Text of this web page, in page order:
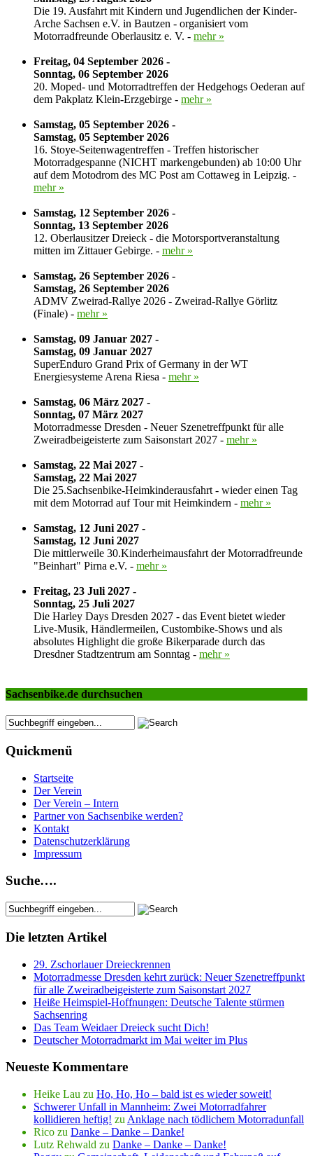
Die 19. Ausfahrt mit Kindern und Jugendlichen der Kinder-
Arche Sachsen e.V. in Bautzen - organisiert vom
Motorradfreunde Oberlausitz e. V. - mehr »
Freitag, 04 September 2026 -
Sonntag, 06 September 2026
20. Moped- und Motorradtreffen der Hedgehogs Oederan auf
dem Pakplatz Klein-Erzgebirge - mehr »
Samstag, 05 September 2026 -
Samstag, 05 September 2026
16. Stoye-Seitenwagentreffen - Treffen historischer
Motorradgespanne (NICHT markengebunden) ab 10:00 Uhr
auf dem Motodrom des MC Post am Cottaweg in Leipzig. -
mehr »
Samstag, 12 September 2026 -
Sonntag, 13 September 2026
12. Oberlausitzer Dreieck - die Motorsportveranstaltung
mitten im Zittauer Gebirge. - mehr »
Samstag, 26 September 2026 -
Samstag, 26 September 2026
ADMV Zweirad-Rallye 2026 - Zweirad-Rallye Görlitz
(Finale) - mehr »
Samstag, 09 Januar 2027 -
Samstag, 09 Januar 2027
SuperEnduro Grand Prix of Germany in der WT
Energiesysteme Arena Riesa - mehr »
Samstag, 06 März 2027 -
Sonntag, 07 März 2027
Motorradmesse Dresden - Neuer Szenetreffpunkt für alle
Zweiradbeigeisterte zum Saisonstart 2027 - mehr »
Samstag, 22 Mai 2027 -
Samstag, 22 Mai 2027
Die 25.Sachsenbike-Heimkinderausfahrt - wieder einen Tag
mit dem Motorrad auf Tour mit Heimkindern - mehr »
Samstag, 12 Juni 2027 -
Samstag, 12 Juni 2027
Die mittlerweile 30.Kinderheimausfahrt der Motorradfreunde
"Beinhart" Pirna e.V. - mehr »
Freitag, 23 Juli 2027 -
Sonntag, 25 Juli 2027
Die Harley Days Dresden 2027 - das Event bietet wieder
Live-Musik, Händlermeilen, Custombike-Shows und als
absolutes Highlight die große Bikerparade durch das
Dresdner Stadtzentrum am Sonntag - mehr »
Sachsenbike.de durchsuchen
Quickmenü
Startseite
Der Verein
Der Verein – Intern
Partner von Sachsenbike werden?
Kontakt
Datenschutzerklärung
Impressum
Suche….
Die letzten Artikel
29. Zschorlauer Dreieckrennen
Motorradmesse Dresden kehrt zurück: Neuer Szenetreffpunkt
für alle Zweiradbeigeisterte zum Saisonstart 2027
Heiße Heimspiel-Hoffnungen: Deutsche Talente stürmen
Sachsenring
Das Team Weidaer Dreieck sucht Dich!
Deutscher Motorradmarkt im Mai weiter im Plus
Neueste Kommentare
Heike Lau zu Ho, Ho, Ho – bald ist es wieder soweit!
Schwerer Unfall in Mannheim: Zwei Motorradfahrer
kollidieren heftig! zu Anklage nach tödlichem Motorradunfall
Rico zu Danke – Danke – Danke!
Lutz Rehwald zu Danke – Danke – Danke!